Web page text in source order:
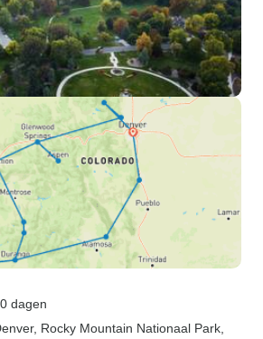
dagen
, Rocky Mountain Nationaal Park